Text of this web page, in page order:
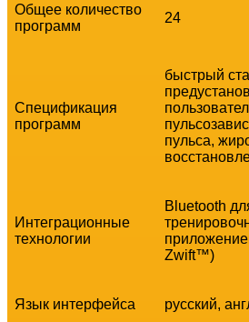
Общее количество
программ
24
Спецификация
программ
быстрый
пульса,
Интеграционные
технологии
Bluetooth
Zwift™)
Язык интерфейса русский,